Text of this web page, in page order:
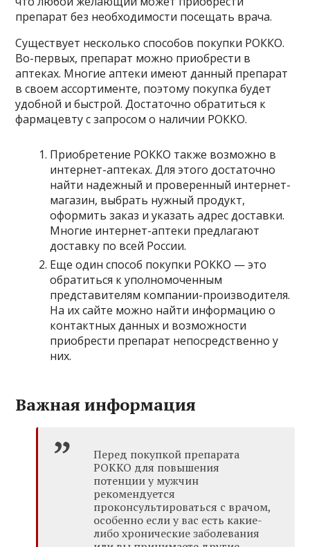
препарат без необходимости посещать врача.
Существует несколько способов покупки РОККО.
Во-первых, препарат можно приобрести в
аптеках. Многие аптеки имеют данный препарат
в своем ассортименте, поэтому покупка будет
удобной и быстрой. Достаточно обратиться к
фармацевту с запросом о наличии РОККО.
Приобретение РОККО также возможно в
интернет-аптеках. Для этого достаточно
найти надежный и проверенный интернет-
магазин, выбрать нужный продукт,
оформить заказ и указать адрес доставки.
Многие интернет-аптеки предлагают
доставку по всей России.
Еще один способ покупки РОККО — это
обратиться к уполномоченным
представителям компании-производителя.
На их сайте можно найти информацию о
контактных данных и возможности
приобрести препарат непосредственно у
них.
Важная информация
Перед покупкой препарата
РОККО для повышения
потенции у мужчин
рекомендуется
проконсультироваться с врачом,
особенно если у вас есть какие-
либо хронические заболевания